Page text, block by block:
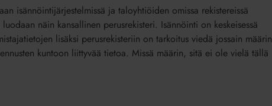
isännöintijärjestelmissä ja taloyhtiöiden omissa rekistereissä
näin kansallinen perusrekisteri. Isännöinti on keskeisessä
lisäksi perusrekisteriin on tarkoitus viedä jossain määrin
kuntoon liittyvää tietoa. Missä määrin, sitä ei ole vielä tällä